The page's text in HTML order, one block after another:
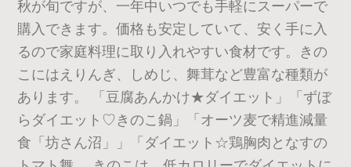
秋が旬ですが、一年中いつでも手軽にスーパーで
購入できます。価格も安定していて、安く手に入
るので家庭料理に取り入れやすい食材です。きの
こにはえりんぎ、しめじ、舞茸など豊富な種類が
あります。 「豆腐あんかけ★ダイエット」「ずぼ
らダイエット♡きのこ鍋」「オーツ麦で精進減量
食「坊さん沼」」「ダイエット☆鶏胸肉となすの